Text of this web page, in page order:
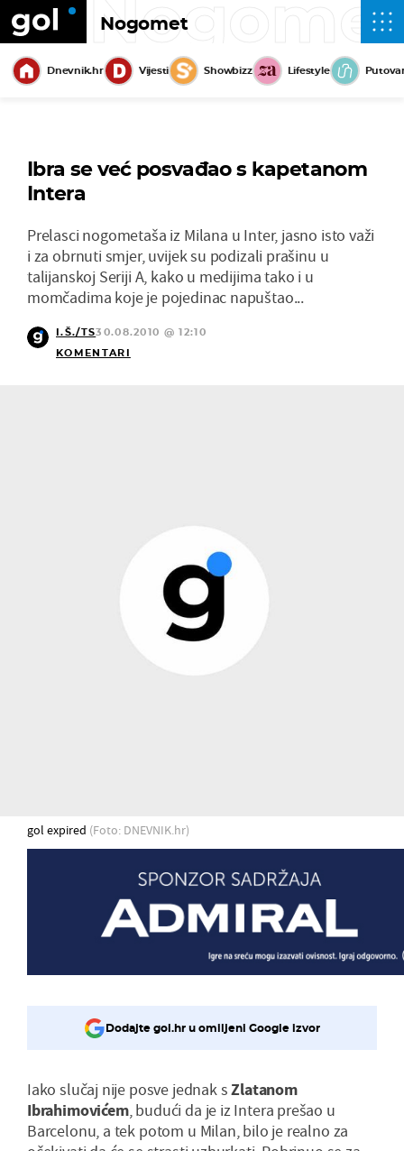
Nogomet
Dnevnik.hr Vijesti Showbizz Lifestyle
Ibra se već posvađao s kapetanom
Intera
Prelasci nogometaša iz Milana u Inter, jasno isto važi
i za obrnuti smjer, uvijek su podizali prašinu u
talijanskoj Seriji A, kako u medijima tako i u
momčadima koje je pojedinac napuštao...
I.Š./TS30.08.2010 @ 12:10
KOMENTARI
gol expired (Foto: DNEVNIK.hr)
Dodajte gol.hr u omiljeni Google izvor
Iako slučaj nije posve jednak sZlatanom
Ibrahimovićem, budući da je iz Intera prešao u
Barcelonu, a tek potom u Milan, bilo je realno za